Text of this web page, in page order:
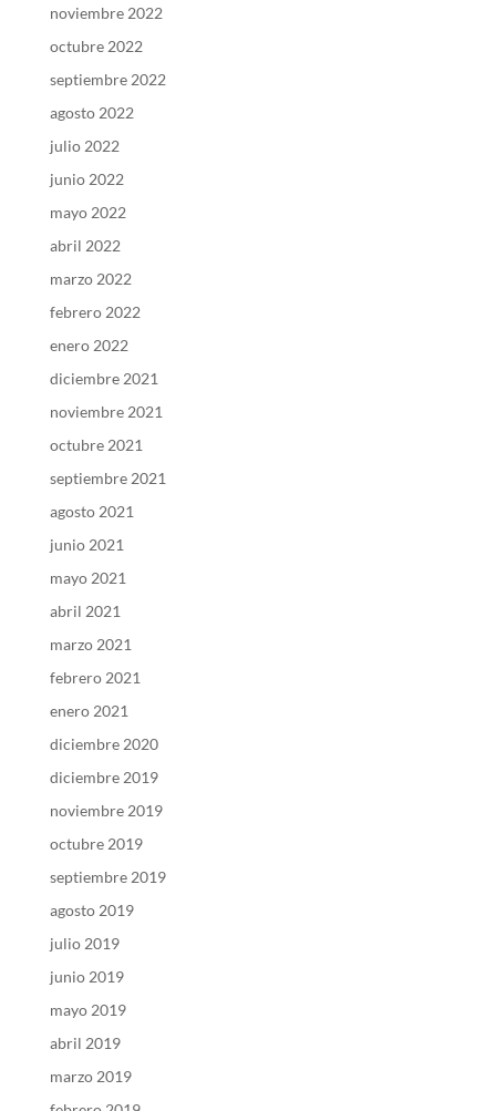
noviembre 2022
octubre 2022
septiembre 2022
agosto 2022
julio 2022
junio 2022
mayo 2022
abril 2022
marzo 2022
febrero 2022
enero 2022
diciembre 2021
noviembre 2021
octubre 2021
septiembre 2021
agosto 2021
junio 2021
mayo 2021
abril 2021
marzo 2021
febrero 2021
enero 2021
diciembre 2020
diciembre 2019
noviembre 2019
octubre 2019
septiembre 2019
agosto 2019
julio 2019
junio 2019
mayo 2019
abril 2019
marzo 2019